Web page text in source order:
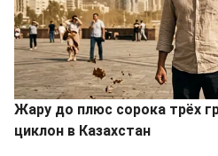
Жару до плюс сорока трёх
циклон в Казахстан